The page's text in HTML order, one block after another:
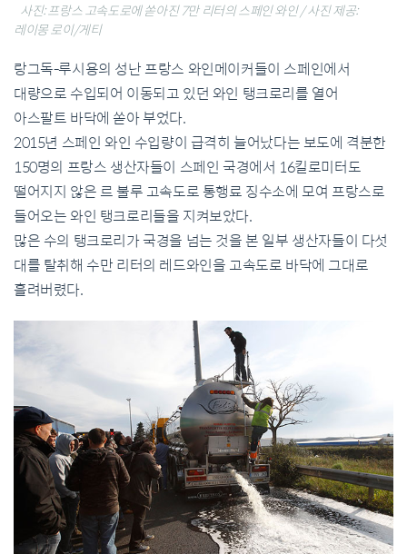
사진: 프랑스 고속도로에 쏟아진 7만 리터의 스페인 와인 / 사진 제공:
레이몽 로이/게티
랑그독-루시용의 성난 프랑스 와인메이커들이 스페인에서
대량으로 수입되어 이동되고 있던 와인 탱크로리를 열어
아스팔트 바닥에 쏟아 부었다.
2015년 스페인 와인 수입량이 급격히 늘어났다는 보도에 격분한
150명의 프랑스 생산자들이 스페인 국경에서 16킬로미터도
떨어지지 않은 르 불루 고속도로 통행료 징수소에 모여 프랑스로
들어오는 와인 탱크로리들을 지켜보았다.
많은 수의 탱크로리가 국경을 넘는 것을 본 일부 생산자들이 다섯
대를 탈취해 수만 리터의 레드와인을 고속도로 바닥에 그대로
흘려버렸다.